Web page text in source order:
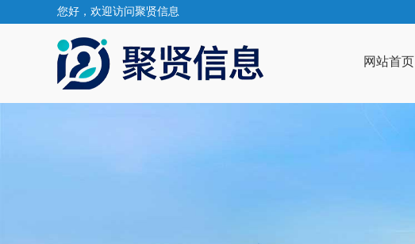
您好，欢迎访问聚贤信息
网站首页